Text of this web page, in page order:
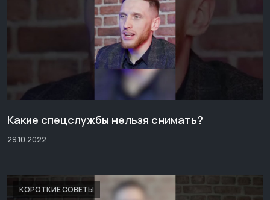
Какие спецслужбы нельзя снимать?
29.10.2022
КОРОТКИЕ СОВЕТЫ